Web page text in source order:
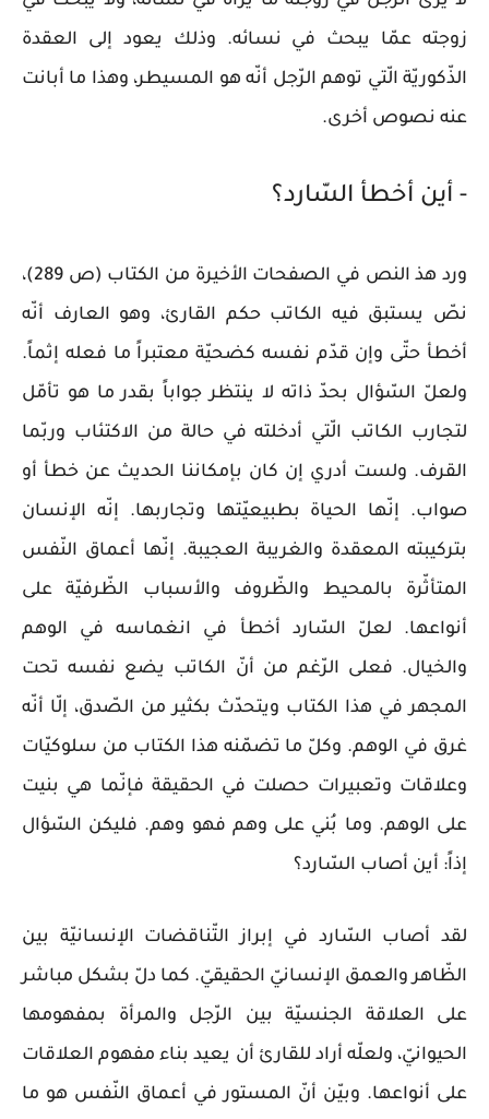
زوجته عمّا يبحث في نسائه. وذلك يعود إلى العقدة
الذّكوريّة الّتي توهم الرّجل أنّه هو المسيطر، وهذا ما أبانت
عنه نصوص أخرى.
- أين أخطأ السّارد؟
ورد هذ النص في الصفحات الأخيرة من الكتاب (ص 289)،
نصّ يستبق فيه الكاتب حكم القارئ، وهو العارف أنّه
أخطأ حتّى وإن قدّم نفسه كضحيّة معتبراً ما فعله إثماً.
ولعلّ السّؤال بحدّ ذاته لا ينتظر جواباً بقدر ما هو تأمّل
لتجارب الكاتب الّتي أدخلته في حالة من الاكتئاب وربّما
القرف. ولست أدري إن كان بإمكاننا الحديث عن خطأ أو
صواب. إنّها الحياة بطبيعيّتها وتجاربها. إنّه الإنسان
بتركيبته المعقدة والغريبة العجيبة. إنّها أعماق النّفس
المتأثّرة بالمحيط والظّروف والأسباب الظّرفيّة على
أنواعها. لعلّ السّارد أخطأ في انغماسه في الوهم
والخيال. فعلى الرّغم من أنّ الكاتب يضع نفسه تحت
المجهر في هذا الكتاب ويتحدّث بكثير من الصّدق، إلّا أنّه
غرق في الوهم. وكلّ ما تضمّنه هذا الكتاب من سلوكيّات
وعلاقات وتعبيرات حصلت في الحقيقة فإنّما هي بنيت
على الوهم. وما بُني على وهم فهو وهم. فليكن السّؤال
إذاً: أين أصاب السّارد؟
لقد أصاب السّارد في إبراز التّناقضات الإنسانيّة بين
الظّاهر والعمق الإنسانيّ الحقيقيّ. كما دلّ بشكل مباشر
على العلاقة الجنسيّة بين الرّجل والمرأة بمفهومها
الحيوانيّ، ولعلّه أراد للقارئ أن يعيد بناء مفهوم العلاقات
على أنواعها. وبيّن أنّ المستور في أعماق النّفس هو ما